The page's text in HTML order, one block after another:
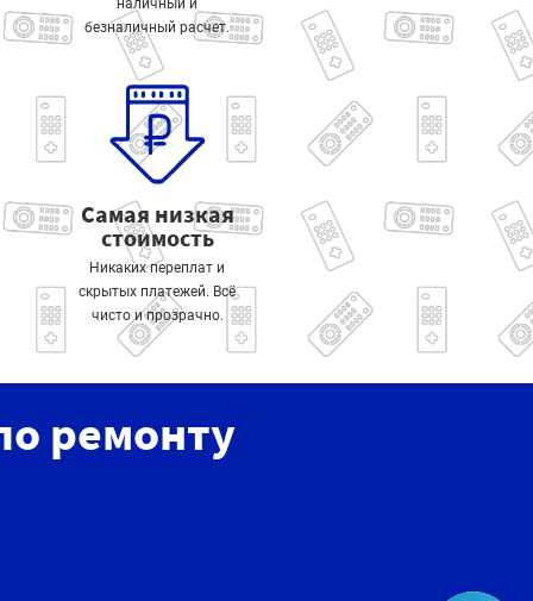
безналичный расчет.
Самая низкая
стоимость
Никаких переплат и
скрытых платежей. Всё
чисто и прозрачно.
ремонту